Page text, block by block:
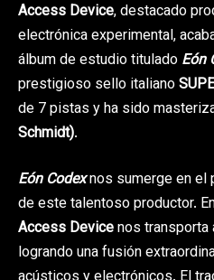
Access Device, destacado
electrónica experimental,
álbum de estudio titulado Eón
prestigioso sello italiano
de 7 pistas y ha sido
Schmidt).
Eón Codexnos sumerge en el
de este talentoso productor.
Access Devicenos transporta
logrando una fusión